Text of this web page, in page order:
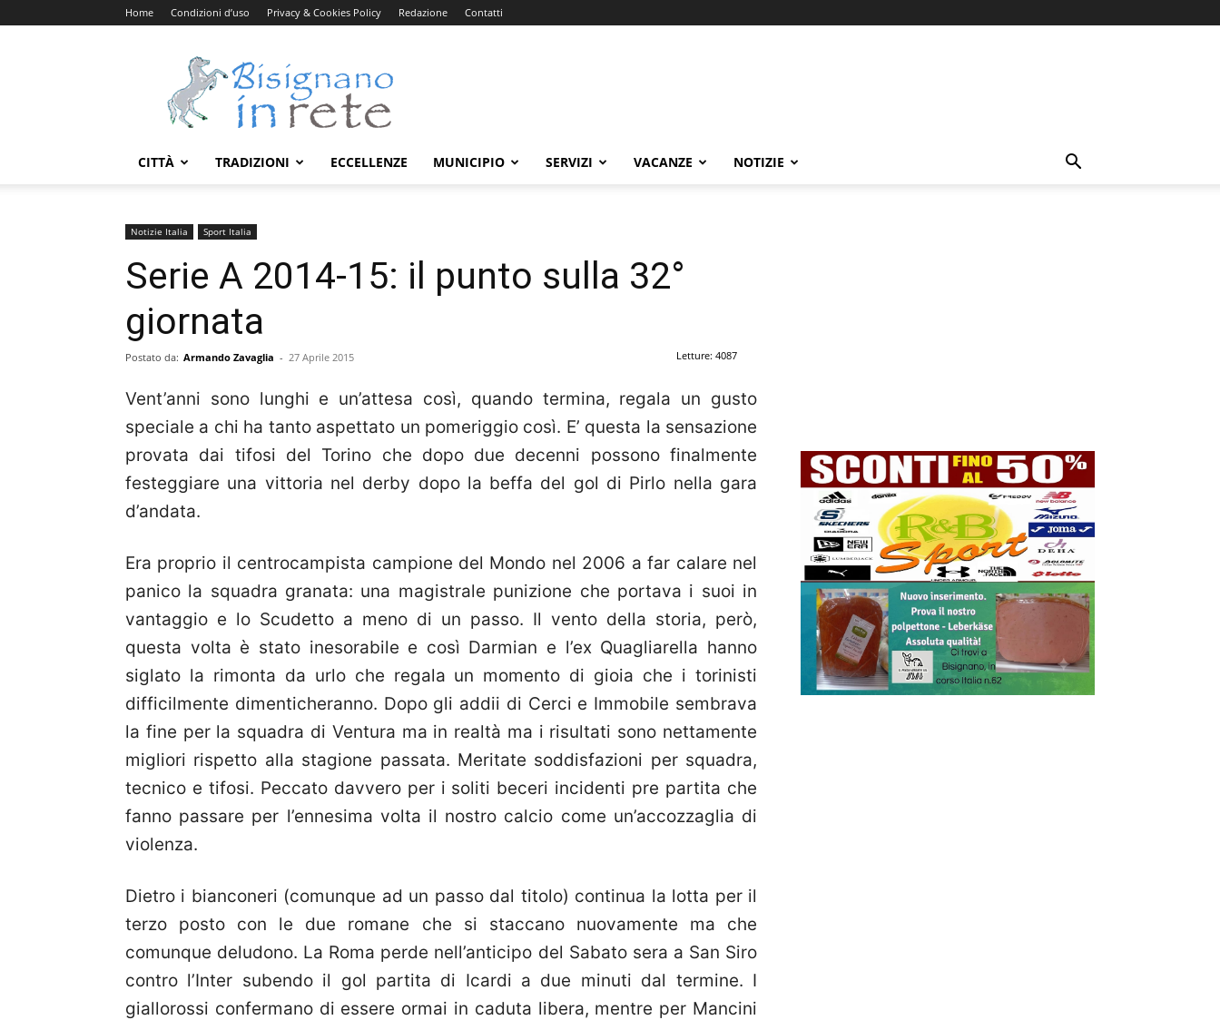
Home Condizioni d’uso Privacy & Cookies Policy Redazione Contatti
Bisignanoinrete.com
CITTÀ TRADIZIONI ECCELLENZE MUNICIPIO SERVIZI VACANZE NOTIZIE
Notizie Italia Sport Italia
Serie A 2014-15: il punto sulla 32°
giornata
Postato da: Armando Zavaglia - 27 Aprile 2015 Letture: 4087
Vent’anni sono lunghi e un’attesa così, quando termina, regala un gusto
speciale a chi ha tanto aspettato un pomeriggio così. E’ questa la sensazione
provata dai tifosi del Torino che dopo due decenni possono finalmente
festeggiare una vittoria nel derby dopo la beffa del gol di Pirlo nella gara
d’andata.
Era proprio il centrocampista campione del Mondo nel 2006 a far calare nel
panico la squadra granata: una magistrale punizione che portava i suoi in
vantaggio e lo Scudetto a meno di un passo. Il vento della storia, però,
questa volta è stato inesorabile e così Darmian e l’ex Quagliarella hanno
siglato la rimonta da urlo che regala un momento di gioia che i torinisti
difficilmente dimenticheranno. Dopo gli addii di Cerci e Immobile sembrava
la fine per la squadra di Ventura ma in realtà ma i risultati sono nettamente
migliori rispetto alla stagione passata. Meritate soddisfazioni per squadra,
tecnico e tifosi. Peccato davvero per i soliti beceri incidenti pre partita che
fanno passare per l’ennesima volta il nostro calcio come un’accozzaglia di
violenza.
Dietro i bianconeri (comunque ad un passo dal titolo) continua la lotta per il
terzo posto con le due romane che si staccano nuovamente ma che
comunque deludono. La Roma perde nell’anticipo del Sabato sera a San Siro
contro l’Inter subendo il gol partita di Icardi a due minuti dal termine. I
giallorossi confermano di essere ormai in caduta libera, mentre per Mancini